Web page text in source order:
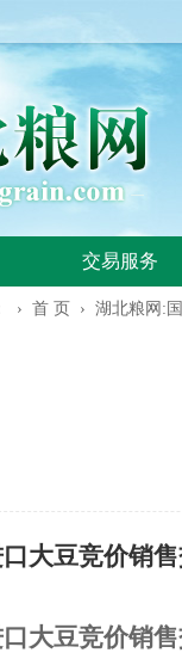
交易服务
› 首 页 › 湖北粮网:
大豆竞价销
大豆竞价销